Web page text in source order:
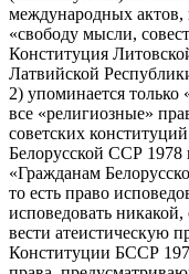
международных актов,
«свободу мысли,
Конституция
Латвийской
2) упоминается только
все «религиозные»
советских
Белорусской ССР 1978
«Гражданам
то есть право
исповедовать
вести атеистическую
Конституции БССР